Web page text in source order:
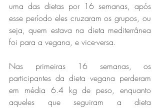
uma das dietas por 16 semanas, após
esse período eles cruzaram os grupos, ou
seja, quem estava na dieta mediterrânea
foi para a vegana, e vice-versa.
Nas primeiras 16 semanas, os
participantes da dieta vegana perderam
em média 6.4 kg de peso, enquanto
aqueles que seguiram a dieta